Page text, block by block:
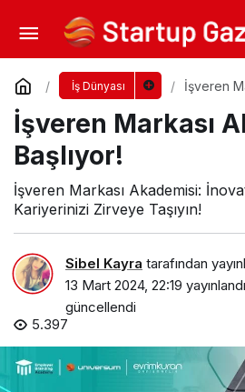
İş Dünyası
İşveren
İşveren Markası
Başlıyor!
İşveren Markası Akademisi:
Kariyerinizi Zirveye Taşıyın!
Sibel Kayra tarafından
13 Mart 2024, 22:19 yayınlandı
güncellendi
5.397
Türk Gıda İhracatı
Yorum Yap Paylaş